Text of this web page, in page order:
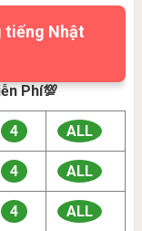
tiếng Nhật
Phí💯
4 ALL
4 ALL
4 ALL